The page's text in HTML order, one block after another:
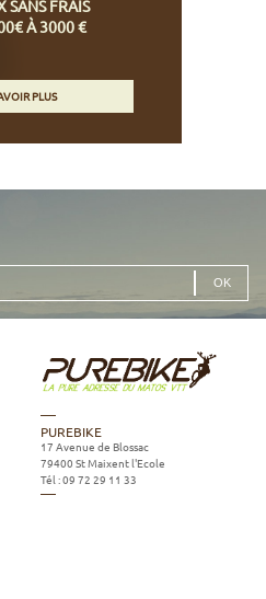
SANS FRAIS
À 3000 €
PLUS
PUREBIKE
17 Avenue de Blossac
79400 St Maixent l'Ecole
Tél :09 72 29 11 33